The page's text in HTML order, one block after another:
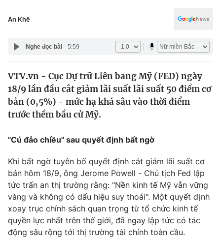
Pháp luật
Thế giới
Tin tức
Thế giới đó đây
Câu chuyện quốc tế
Thị trường
Góc doanh nghiệp
Dữ liệu và đời sống
Truyền hình
Phim VTV
Hậu trường
Giải trí
Điện ảnh
Công nghệ
An Khê
Nghe đọc bài 5:59
VTV.vn - Cục Dự trữ Liên bang Mỹ (FED) ngày
18/9 lần đầu cắt giảm lãi suất lãi suất 50 điểm cơ
bản (0,5%) - mức hạ khá sâu vào thời điểm
trước thềm bầu cử Mỹ.
"Cú đảo chiều" sau quyết định bất ngờ
Khi bất ngờ tuyên bố quyết định cắt giảm lãi suất cơ
bản hôm 18/9, ông Jerome Powell - Chủ tịch Fed lập
tức trấn an thị trường rằng: "Nền kinh tế Mỹ vẫn vững
vàng và không có dấu hiệu suy thoái". Một quyết định
xoay trục chính sách quan trọng từ tổ chức kinh tế
quyền lực nhất trên thế giới, đã ngay lập tức có tác
động sâu rộng tới thị trường tài chính toàn cầu.